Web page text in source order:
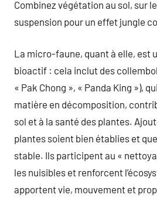
Combinez végétation au sol, sur
suspension pour un effet jungle
La micro-faune, quant à elle, est
bioactif : cela inclut des
« Pak Chong », « Panda King »),
matière en décomposition,
sol et à la santé des plantes.
plantes soient bien établies et
stable. Ils participent au «
les nuisibles et renforcent
apportent vie, mouvement et